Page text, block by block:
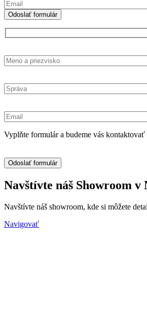
Vyplňte formulár a budeme vás
Navštívte náš Showroom v
Navštívte náš showroom, kde si môžete
Navigovať